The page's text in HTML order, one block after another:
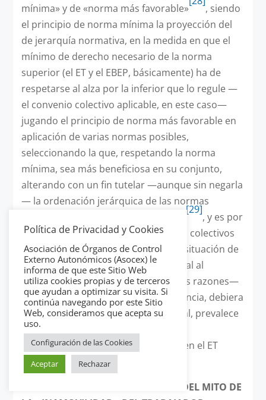
mínima» y de «norma más favorable»
, siendo
el principio de norma mínima la proyección del
de jerarquía normativa, en la medida en que el
mínimo de derecho necesario de la norma
superior (el ET y el EBEP, básicamente) ha de
respetarse al alza por la inferior que lo regule —
el convenio colectivo aplicable, en este caso—
jugando el principio de norma más favorable en
aplicación de varias normas posibles,
seleccionando la que, respetando la norma
mínima, sea más beneficiosa en su conjunto,
alterando con un fin tutelar —aunque sin negarla
— la ordenación jerárquica de las normas
[29]
, y es por
ello que lo regulado en los convenios colectivos
del sector público sobre el pase a la situación de
disponible o la adscripción provisional al
personal laboral que —por diferentes razones—
ha perdido su puesto y, en consecuencia, debiera
ver extinguida su relación contractual, prevalece
—por ser más favorable— sobre las
consecuencias «mínimas» previstas en el ET
como norma de superior jerarquía.
LA CRISIS ECONÓMICA Y EL FIN DEL MITO DE
Política de Privacidad y Cookies
Asociación de Órganos de Control
Externo Autonómicos (Asocex) le
informa de que este Sitio Web
utiliza cookies propias y de terceros
que ayudan a optimizar su visita. Si
continúa navegando por este Sitio
Web, consideramos que acepta su
uso.
Configuración de las Cookies
Aceptar
Rechazar